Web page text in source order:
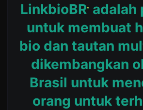
LinkbioBR adalah
untuk membuat
bio dan tautan
dikembangkan
Brasil untuk
orang untuk